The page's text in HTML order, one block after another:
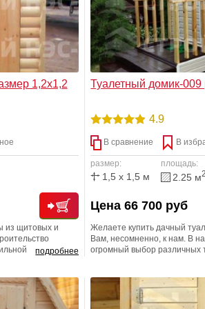
1,2х1,2
подробнее
из щитовых и
Туалетный домик-009
4.9
В сравнение В
размер:
1,5 x 1,5 м
площадь:
2.25 м2
Цена 66 700 руб
Желаете купить дачный
Вам, несомненно, к нам. В
огромный выбор различных
стильных и навороченных
также заказать любой
индивидуальному проекту.